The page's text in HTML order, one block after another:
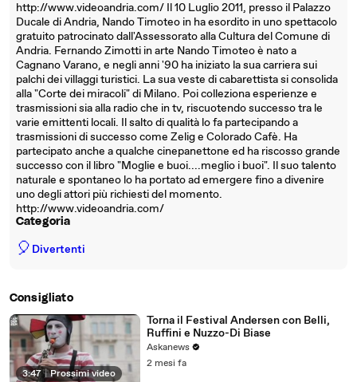
http://www.videoandria.com/ Il 10 Luglio 2011, presso il Palazzo
Ducale di Andria, Nando Timoteo in ha esordito in uno spettacolo
gratuito patrocinato dall'Assessorato alla Cultura del Comune di
Andria. Fernando Zimotti in arte Nando Timoteo è nato a
Cagnano Varano, e negli anni '90 ha iniziato la sua carriera sui
palchi dei villaggi turistici. La sua veste di cabarettista si consolida
alla "Corte dei miracoli" di Milano. Poi colleziona esperienze e
trasmissioni sia alla radio che in tv, riscuotendo successo tra le
varie emittenti locali. Il salto di qualità lo fa partecipando a
trasmissioni di successo come Zelig e Colorado Cafè. Ha
partecipato anche a qualche cinepanettone ed ha riscosso grande
successo con il libro "Moglie e buoi....meglio i buoi". Il suo talento
naturale e spontaneo lo ha portato ad emergere fino a divenire
uno degli attori più richiesti del momento.
http://www.videoandria.com/
Categoria
🎈 Divertenti
Consigliato
3:47 | Prossimi video
Torna il Festival Andersen con Belli,
Ruffini e Nuzzo-Di Biase
Askanews
2 mesi fa